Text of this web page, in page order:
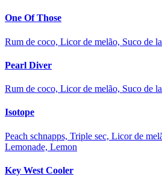
One Of Those
Rum de coco, Licor de melão, Suco de
Pearl Diver
Rum de coco, Licor de melão, Suco de
Isotope
Peach schnapps, Triple sec, Licor de
Lemonade, Lemon
Key West Cooler